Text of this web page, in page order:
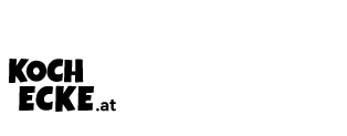
Inhalt